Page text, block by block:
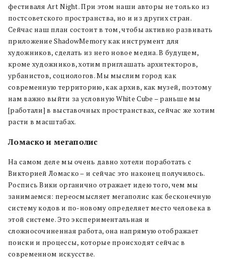
фестиваля Art Night. При этом наши авторы не только из
постсоветского пространства, но и из других стран.
Сейчас наш план состоит в том, чтобы активно развивать
приложение ShadowMemory как инструмент для
художников, сделать из него новое медиа. В будущем,
кроме художников, хотим приглашать архитекторов,
урбанистов, социологов. Мы мыслим город как
современную территорию, как архив, как музей, поэтому
нам важно выйти за условную White Cube – раньше мы
[работали] в выставочных пространствах, сейчас же хотим
расти в масштабах.
Ломаско и мегаполис
На самом деле мы очень давно хотели поработать с
Викторией Ломаско – и сейчас это наконец получилось.
Роспись Вики органично отражает идею того, чем мы
занимаемся: переосмысляет мегаполис как бесконечную
систему кодов и по-новому определяет место человека в
этой системе. Это экспериментальная и
сложносочиненная работа, она напрямую отображает
поиски и процессы, которые происходят сейчас в
современном искусстве.